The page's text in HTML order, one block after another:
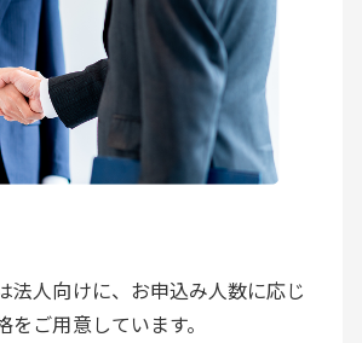
法人向けに、お申込み人数に応じ
をご用意しています。